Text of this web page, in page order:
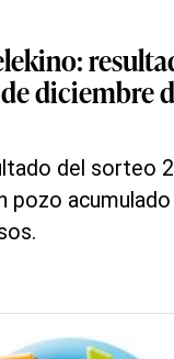
diciembre
del sorteo
pozo